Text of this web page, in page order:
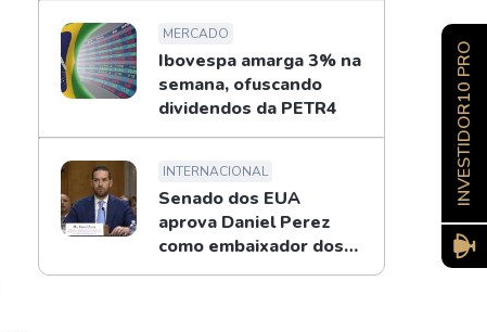
MERCADO
Ibovespa amarga 3% na
semana, ofuscando
dividendos da PETR4
INTERNACIONAL
Senado dos EUA
aprova Daniel Perez
como embaixador dos
EUA no Brasil
INVESTIDOR10 PRO